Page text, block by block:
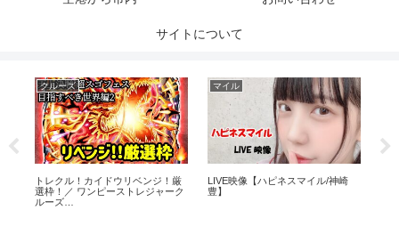
サイトについて
クルーズ
トレクル！カイドウリベンジ！厳
選枠！／ ワンピーストレジャーク
ルーズ
マイル
LIVE映像【ハピネスマイル/神崎
豊】